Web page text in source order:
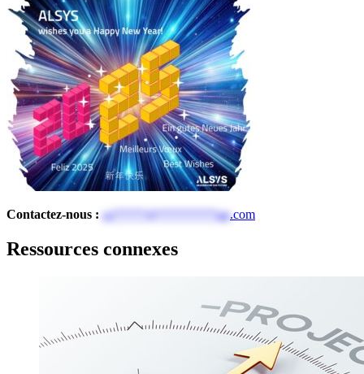
Contactez-nous : ce*****@*********up.com
Ressources connexes